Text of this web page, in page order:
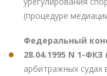
(процедуре
Федеральный
28.04.1995 N 1-ФКЗ
арбитражных судах